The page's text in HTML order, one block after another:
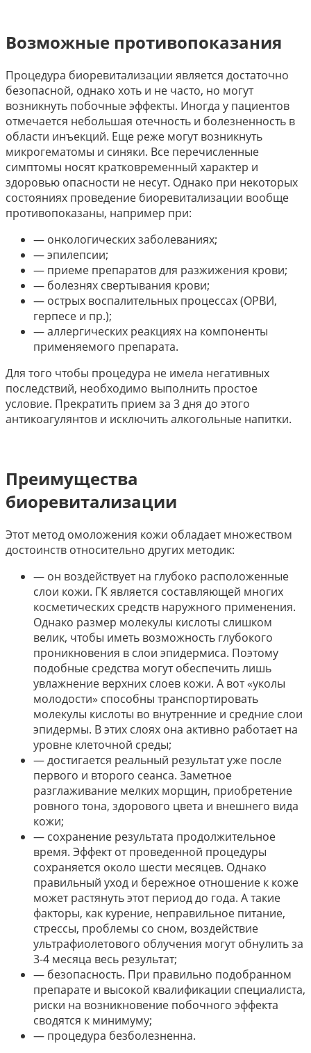
Возможные противопоказания
Процедура биоревитализации является достаточно
безопасной, однако хоть и не часто, но могут
возникнуть побочные эффекты. Иногда у пациентов
отмечается небольшая отечность и болезненность в
области инъекций. Еще реже могут возникнуть
микрогематомы и синяки. Все перечисленные
симптомы носят кратковременный характер и
здоровью опасности не несут. Однако при некоторых
состояниях проведение биоревитализации вообще
противопоказаны, например при:
— онкологических заболеваниях;
— эпилепсии;
— приеме препаратов для разжижения крови;
— болезнях свертывания крови;
— острых воспалительных процессах (ОРВИ,
герпесе и пр.);
— аллергических реакциях на компоненты
применяемого препарата.
Для того чтобы процедура не имела негативных
последствий, необходимо выполнить простое
условие. Прекратить прием за 3 дня до этого
антикоагулянтов и исключить алкогольные напитки.
Преимущества
биоревитализации
Этот метод омоложения кожи обладает множеством
достоинств относительно других методик:
— он воздействует на глубоко расположенные
слои кожи. ГК является составляющей многих
косметических средств наружного применения.
Однако размер молекулы кислоты слишком
велик, чтобы иметь возможность глубокого
проникновения в слои эпидермиса. Поэтому
подобные средства могут обеспечить лишь
увлажнение верхних слоев кожи. А вот «уколы
молодости» способны транспортировать
молекулы кислоты во внутренние и средние слои
эпидермы. В этих слоях она активно работает на
уровне клеточной среды;
— достигается реальный результат уже после
первого и второго сеанса. Заметное
разглаживание мелких морщин, приобретение
ровного тона, здорового цвета и внешнего вида
кожи;
— сохранение результата продолжительное
время. Эффект от проведенной процедуры
сохраняется около шести месяцев. Однако
правильный уход и бережное отношение к коже
может растянуть этот период до года. А такие
факторы, как курение, неправильное питание,
стрессы, проблемы со сном, воздействие
ультрафиолетового облучения могут обнулить за
3-4 месяца весь результат;
— безопасность. При правильно подобранном
препарате и высокой квалификации специалиста,
риски на возникновение побочного эффекта
сводятся к минимуму;
— процедура безболезненна.